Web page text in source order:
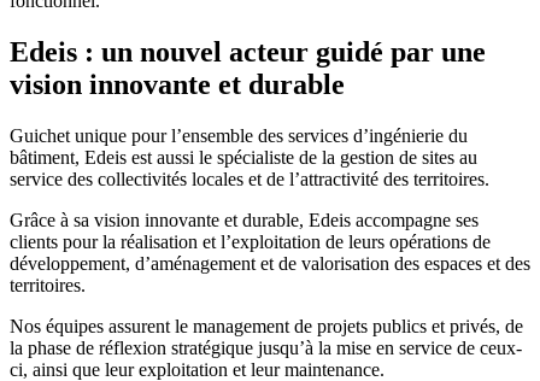
Edeis : un nouvel acteur guidé par une
vision innovante et durable
Guichet unique pour l’ensemble des services d’ingénierie du
bâtiment, Edeis est aussi le spécialiste de la gestion de sites au
service des collectivités locales et de l’attractivité des territoires.
Grâce à sa vision innovante et durable, Edeis accompagne ses
clients pour la réalisation et l’exploitation de leurs opérations de
développement, d’aménagement et de valorisation des espaces et des
territoires.
Nos équipes assurent le management de projets publics et privés, de
la phase de réflexion stratégique jusqu’à la mise en service de ceux-
ci, ainsi que leur exploitation et leur maintenance.